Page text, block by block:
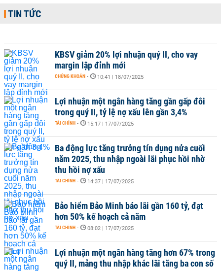
TIN TỨC
KBSV giảm 20% lợi nhuận quý II, cho vay
margin lập đỉnh mới
CHỨNG KHOÁN - 10:41 | 18/07/2025
Lợi nhuận một ngân hàng tăng gần gấp đôi
trong quý II, tỷ lệ nợ xấu lên gần 3,4%
TÀI CHÍNH - 15:17 | 17/07/2025
Ba động lực tăng trưởng tín dụng nửa cuối
năm 2025, thu nhập ngoài lãi phục hồi nhờ
thu hồi nợ xấu
TÀI CHÍNH - 14:37 | 17/07/2025
Bảo hiểm Bảo Minh báo lãi gần 160 tỷ, đạt
hơn 50% kế hoạch cả năm
TÀI CHÍNH - 08:02 | 17/07/2025
Lợi nhuận một ngân hàng tăng hơn 67% trong
quý II, mảng thu nhập khác lãi tăng ba con số